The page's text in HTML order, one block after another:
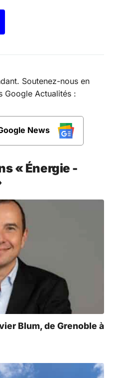
Soutenez-nous en
Google Actualités :
News
« Énergie -
Blum, de Grenoble à